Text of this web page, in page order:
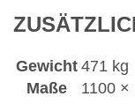
Gewicht 471 kg
Maße
1100 ×